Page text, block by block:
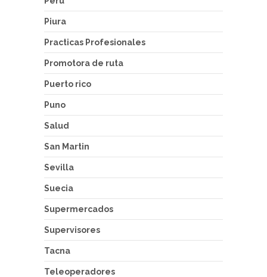
Piura
Practicas Profesionales
Promotora de ruta
Puerto rico
Puno
Salud
San Martin
Sevilla
Suecia
Supermercados
Supervisores
Tacna
Teleoperadores